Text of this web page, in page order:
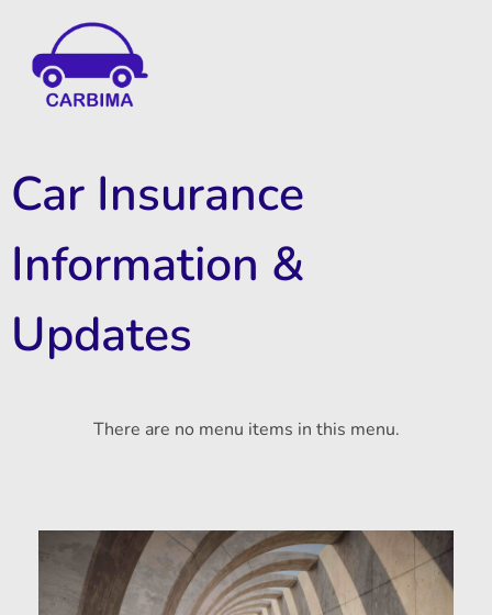
Car Insurance
Information &
Updates
There are no menu items in this menu.